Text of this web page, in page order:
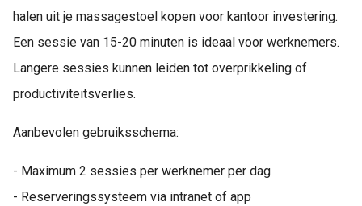
halen uit je massagestoel kopen voor kantoor investering.
Een sessie van 15-20 minuten is ideaal voor werknemers.
Langere sessies kunnen leiden tot overprikkeling of
productiviteitsverlies.
Aanbevolen gebruiksschema:
- Maximum 2 sessies per werknemer per dag
- Reserveringssysteem via intranet of app